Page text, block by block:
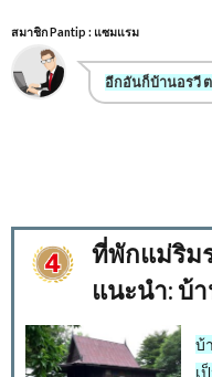
สมาชิก Pantip : แซมแรม
อีกอันก็บ้านอรวี
ที่พักแม่ริม
แนะนำ: บ้
บ้
เ